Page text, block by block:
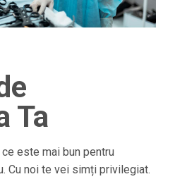
Ta
este mai bun pentru
Cu noi te vei simți privilegiat.